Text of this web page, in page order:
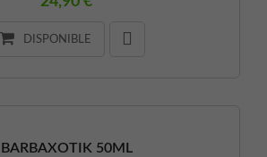
DISPONIBLE
BARBAXOTIK 50ML